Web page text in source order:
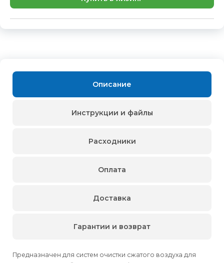
Описание
Предназначен для систем очистки сжатого воздуха для
Инструкции и файлы
Расходники
Оплата
Доставка
Гарантии и возврат